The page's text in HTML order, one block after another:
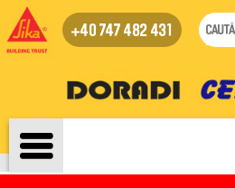
+40 747 482 431